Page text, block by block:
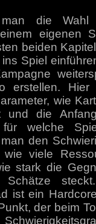
die Wahl
eigenen
beiden
Spiel
erstellen.
wie
und die
für welche
den
wie viele
stark die
ist ein
der beim